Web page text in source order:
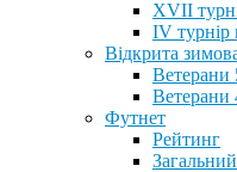
XVII
IV турнір
Відкрита
Ветерани
Ветерани
Футнет
Рейтинг